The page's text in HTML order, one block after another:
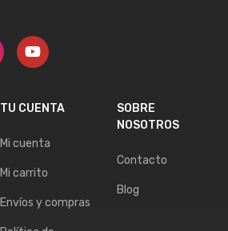
TU CUENTA
Mi cuenta
Mi carrito
Envíos y compras
SOBRE
NOSOTROS
Contacto
Blog